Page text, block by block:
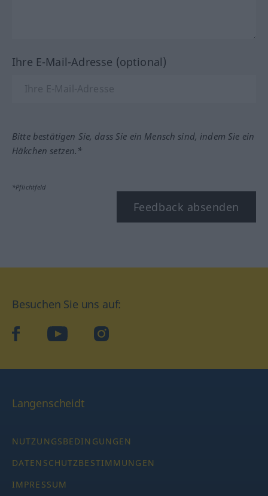
Ihre E-Mail-Adresse (optional)
Bitte bestätigen Sie, dass Sie ein Mensch sind, indem Sie ein
Häkchen setzen.*
*Pflichtfeld
Feedback absenden
Besuchen Sie uns auf:
facebookYouTube Instagram
Langenscheidt
NUTZUNGSBEDINGUNGEN
DATENSCHUTZBESTIMMUNGEN
IMPRESSUM